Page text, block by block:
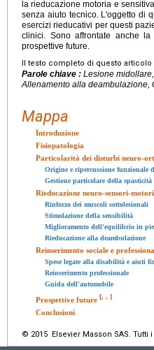
la rieducazione motoria e
senza aiuto tecnico. L'oggetto di
esercizi rieducativi per questi
clinici. Sono affrontate anche
prospettive future.
Il testo completo di questo
Parole chiave : Lesione
Allenamento alla deambulazione,
Mappa
Introduzione
Fisiopatologia
Particolarità dei disturbi neuro-
Origine e ripercussione funzionale
Gestione particolare della spasticità
Rieducazione neuro-sensori-
Rinforzo dei muscoli sottolesionali
Stimolazione della sensibilità
Miglioramento dell'equilibrio in
Rieducazione alla deambulazione
Reinserimento sociale e
Spese legate alla disabilità e aiuti
Reinserimento professionale
Guida dell'automobile
Prospettive future [, , ]
Conclusioni
© 2015 Elsevier Masson SAS. Tutti